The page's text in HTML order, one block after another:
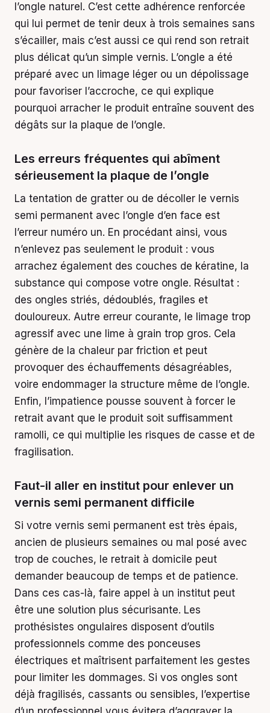
l’ongle naturel. C’est cette adhérence renforcée
qui lui permet de tenir deux à trois semaines sans
s’écailler, mais c’est aussi ce qui rend son retrait
plus délicat qu’un simple vernis. L’ongle a été
préparé avec un limage léger ou un dépolissage
pour favoriser l’accroche, ce qui explique
pourquoi arracher le produit entraîne souvent des
dégâts sur la plaque de l’ongle.
Les erreurs fréquentes qui abîment
sérieusement la plaque de l’ongle
La tentation de gratter ou de décoller le vernis
semi permanent avec l’ongle d’en face est
l’erreur numéro un. En procédant ainsi, vous
n’enlevez pas seulement le produit : vous
arrachez également des couches de kératine, la
substance qui compose votre ongle. Résultat :
des ongles striés, dédoublés, fragiles et
douloureux. Autre erreur courante, le limage trop
agressif avec une lime à grain trop gros. Cela
génère de la chaleur par friction et peut
provoquer des échauffements désagréables,
voire endommager la structure même de l’ongle.
Enfin, l’impatience pousse souvent à forcer le
retrait avant que le produit soit suffisamment
ramolli, ce qui multiplie les risques de casse et de
fragilisation.
Faut-il aller en institut pour enlever un
vernis semi permanent difficile
Si votre vernis semi permanent est très épais,
ancien de plusieurs semaines ou mal posé avec
trop de couches, le retrait à domicile peut
demander beaucoup de temps et de patience.
Dans ces cas-là, faire appel à un institut peut
être une solution plus sécurisante. Les
prothésistes ongulaires disposent d’outils
professionnels comme des ponceuses
électriques et maîtrisent parfaitement les gestes
pour limiter les dommages. Si vos ongles sont
déjà fragilisés, cassants ou sensibles, l’expertise